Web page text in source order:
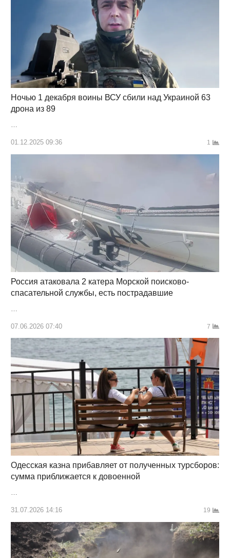
Ночью 1 декабря воины ВСУ сбили над Украиной 63
дрона из 89
…
01.12.2025 09:36 1
Россия атаковала 2 катера Морской поисково-
спасательной службы, есть пострадавшие
07.06.2026 07:40 7
Одесская казна прибавляет от полученных турсборов:
сумма приближается к довоенной
31.07.2026 14:16 19